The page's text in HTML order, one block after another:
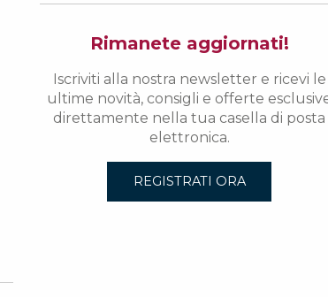
Rimanete aggiornati!
Iscriviti alla nostra newsletter e ricevi le
ultime novità, consigli e offerte
direttamente nella tua casella di posta
elettronica.
REGISTRATI ORA